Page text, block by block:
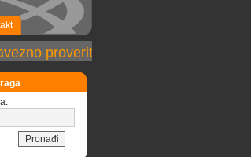
proveriti dostupnost robe!